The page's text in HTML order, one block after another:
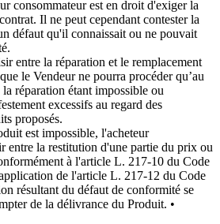
consommateur est en droit d'exiger la
Il ne peut cependant contester la
défaut qu'il connaissait ou ne pouvait
entre la réparation et le remplacement
le Vendeur ne pourra procéder qu’au
réparation étant impossible ou
excessifs au regard des
proposés.
est impossible, l'acheteur
entre la restitution d'une partie du prix ou
à l'article L. 217-10 du Code
de l'article L. 217-12 du Code
résultant du défaut de conformité se
de la délivrance du Produit. •